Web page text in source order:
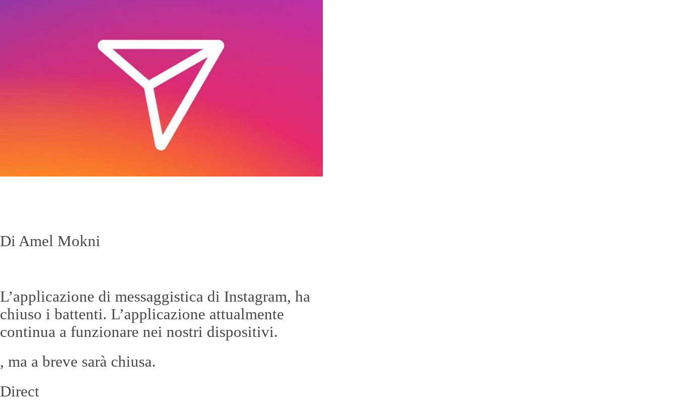
Di Amel Mokni
L’applicazione di messaggistica di Instagram, ha
chiuso i battenti. L’applicazione attualmente
continua a funzionare nei nostri dispositivi.
, ma a breve sarà chiusa.
Direct